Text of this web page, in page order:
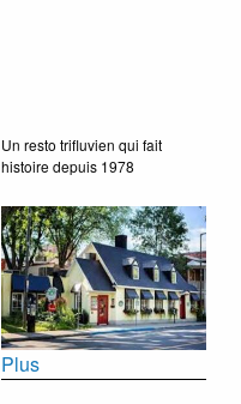
Un resto trifluvien qui fait
histoire depuis 1978
Plus